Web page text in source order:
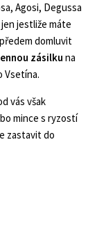
Agosi, Degussa
jestliže máte
domluvit
zásilku na
Vsetína.
vás však
mince s ryzostí
zastavit do